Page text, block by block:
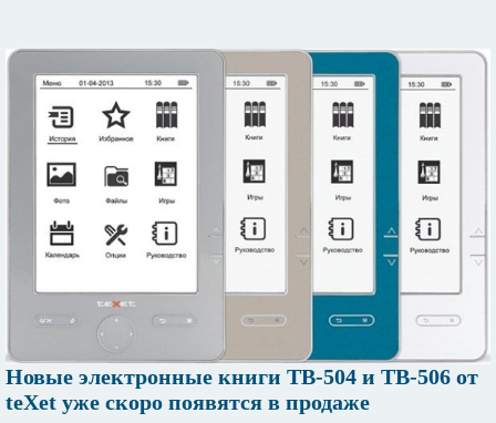
Новые электронные книги TB-504 и TB-506 от
teXet уже скоро появятся в продаже